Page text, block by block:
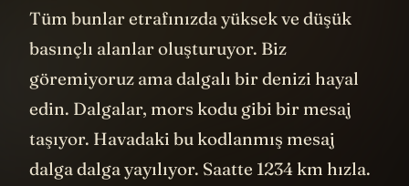
Tüm bunlar etrafınızda yüksek ve düşük
basınçlı alanlar oluşturuyor. Biz
göremiyoruz ama dalgalı bir denizi hayal
edin. Dalgalar, mors kodu gibi bir mesaj
taşıyor. Havadaki bu kodlanmış mesaj
dalga dalga yayılıyor. Saatte 1234 km hızla.